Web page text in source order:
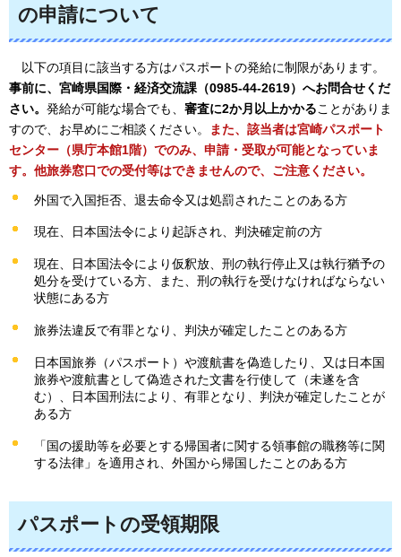
の申請について
以下の項目に該当する方はパスポートの発給に制限があります。
事前に、宮崎県国際・経済交流課（0985-44-2619）へお問合せくだ
さい。 発給が可能な場合でも、 審査に2か月以上かかることがありま
すので、お早めにご相談ください。
また、該当者は宮崎パスポート
センター（県庁本館1階）でのみ、申請・受取が可能となっていま
す。他旅券窓口での受付等はできませんので、ご注意ください。
外国で入国拒否、退去命令又は処罰されたことのある方
現在、日本国法令により起訴され、判決確定前の方
現在、日本国法令により仮釈放、刑の執行停止又は執行猶予の
処分を受けている方、また、刑の執行を受けなければならない
状態にある方
旅券法違反で有罪となり、判決が確定したことのある方
日本国旅券（パスポート）や渡航書を偽造したり、又は日本国
旅券や渡航書として偽造された文書を行使して（未遂を含
む）、日本国刑法により、有罪となり、判決が確定したことが
ある方
「国の援助等を必要とする帰国者に関する領事館の職務等に関
する法律」を適用され、外国から帰国したことのある方
パスポートの受領期限